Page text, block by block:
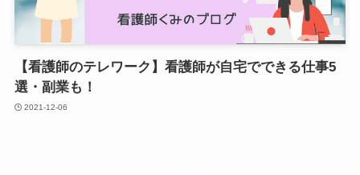
【看護師のテレワーク】看護師が自宅でできる仕事5
選・副業も！
2021-12-06